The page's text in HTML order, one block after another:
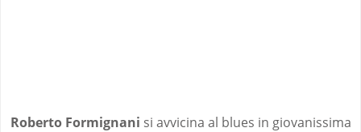
Roberto Formignani si avvicina al blues in giovanissima